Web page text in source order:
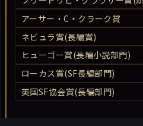
アーサー・C・クラーク賞
ネビュラ賞(長編賞)
ヒューゴー賞(長編小説部門)
ローカス賞(SF長編部門)
英国SF協会賞(長編部門)